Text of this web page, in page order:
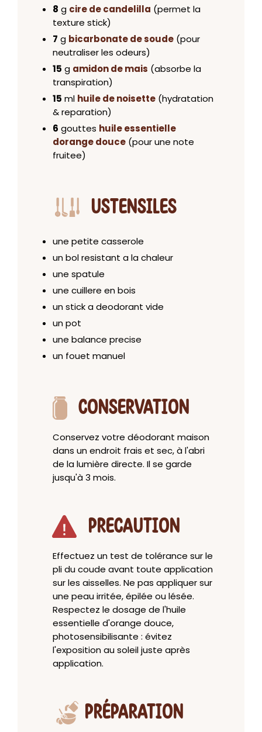
8 g cire de candelilla (permet la
texture stick)
7 g bicarbonate de soude (pour
neutraliser les odeurs)
15 g amidon de mais (absorbe la
transpiration)
15 ml huile de noisette (hydratation
& reparation)
6 gouttes huile essentielle
dorange douce (pour une note
fruitee)
USTENSILES
une petite casserole
un bol resistant a la chaleur
une spatule
une cuillere en bois
un stick a deodorant vide
un pot
une balance precise
un fouet manuel
CONSERVATION
Conservez votre déodorant maison
dans un endroit frais et sec, à l'abri
de la lumière directe. Il se garde
jusqu'à 3 mois.
PRECAUTION
Effectuez un test de tolérance sur le
pli du coude avant toute application
sur les aisselles. Ne pas appliquer sur
une peau irritée, épilée ou lésée.
Respectez le dosage de l'huile
essentielle d'orange douce,
photosensibilisante : évitez
l'exposition au soleil juste après
application.
PRÉPARATION